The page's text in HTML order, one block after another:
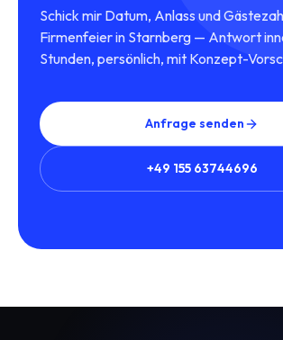
Schick mir Datum, Anlass und
Firmenfeier in Starnberg — Antwort
Stunden, persönlich, mit Konzept-
Anfrage senden
+49 155 63744696